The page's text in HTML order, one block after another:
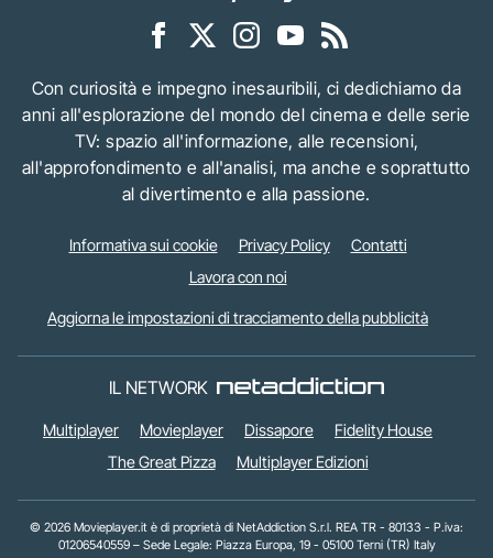
Con curiosità e impegno inesauribili, ci dedichiamo da
anni all'esplorazione del mondo del cinema e delle serie
TV: spazio all'informazione, alle recensioni,
all'approfondimento e all'analisi, ma anche e soprattutto
al divertimento e alla passione.
Informativa sui cookie Privacy Policy
Contatti
Lavora con noi
Aggiorna le impostazioni di tracciamento della pubblicità
IL NETWORK
Multiplayer Movieplayer Dissapore
Fidelity House
The Great Pizza
Multiplayer Edizioni
© 2026 Movieplayer.it è di proprietà di NetAddiction S.r.l. REA TR - 80133 - P.iva:
01206540559 – Sede Legale: Piazza Europa, 19 - 05100 Terni (TR) Italy